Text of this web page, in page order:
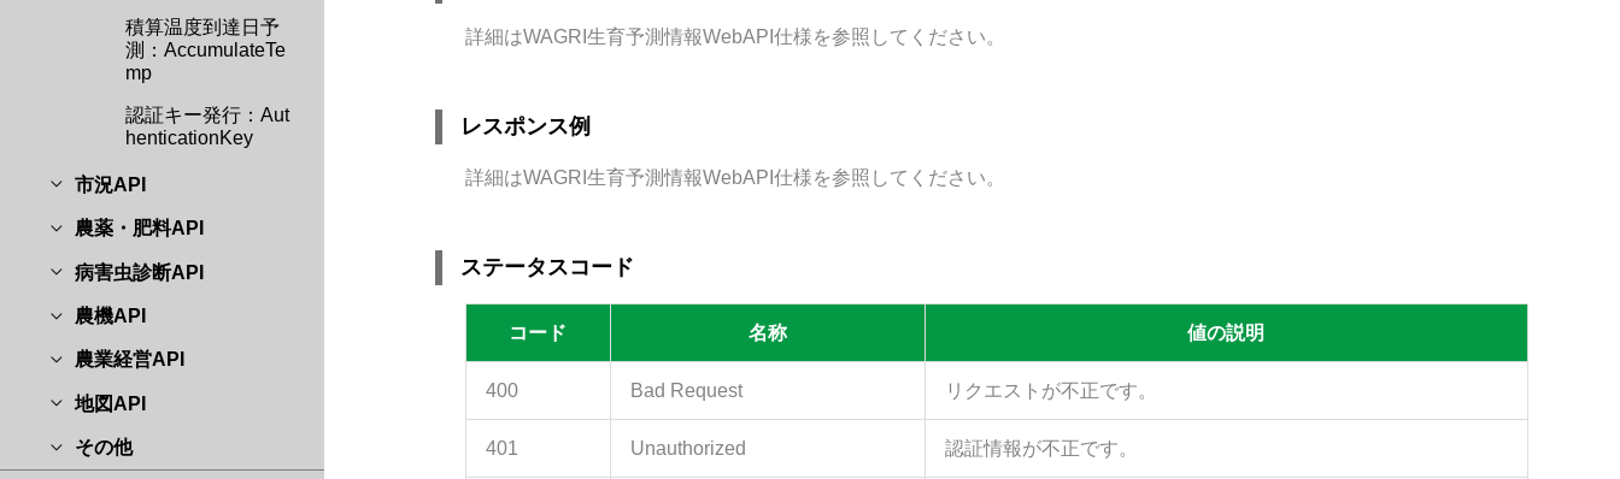
積算温度到達日予
測：AccumulateTe
mp
認証キー発行：Aut
henticationKey
市況API
農薬・肥料API
病害虫診断API
農機API
農業経営API
地図API
その他
詳細はWAGRI生育予測情報WebAPI仕様を参照してください。
レスポンス例
詳細はWAGRI生育予測情報WebAPI仕様を参照してください。
ステータスコード
コード 名称 値の説明
400 Bad Request リクエストが不正です。
401 Unauthorized 認証情報が不正です。